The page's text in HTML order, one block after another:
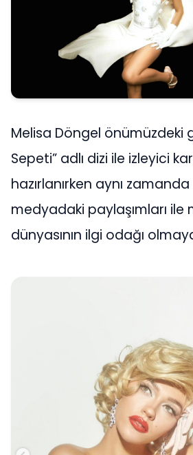
Melisa Döngel önümüzdeki
Sepeti” adlı dizi ile izleyici
hazırlanırken aynı
medyadaki paylaşımları ile
dünyasının ilgi odağı